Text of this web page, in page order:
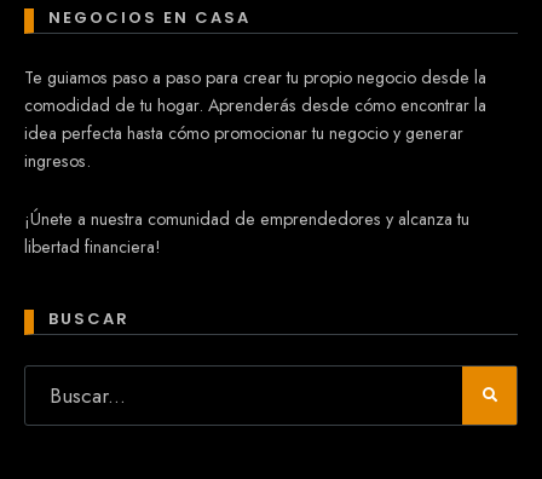
NEGOCIOS EN CASA
Te guiamos paso a paso para crear tu propio negocio desde la
comodidad de tu hogar. Aprenderás desde cómo encontrar la
idea perfecta hasta cómo promocionar tu negocio y generar
ingresos.
¡Únete a nuestra comunidad de emprendedores y alcanza tu
libertad financiera!
BUSCAR